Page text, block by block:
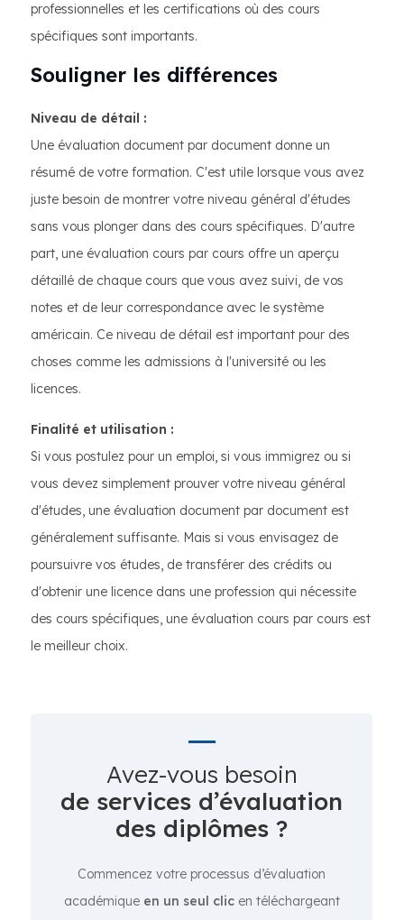
professionnelles et les certifications où des cours
spécifiques sont importants.
Souligner les différences
Niveau de détail :
Une évaluation document par document donne un
résumé de votre formation. C'est utile lorsque vous avez
juste besoin de montrer votre niveau général d'études
sans vous plonger dans des cours spécifiques. D'autre
part, une évaluation cours par cours offre un aperçu
détaillé de chaque cours que vous avez suivi, de vos
notes et de leur correspondance avec le système
américain. Ce niveau de détail est important pour des
choses comme les admissions à l'université ou les
licences.
Finalité et utilisation :
Si vous postulez pour un emploi, si vous immigrez ou si
vous devez simplement prouver votre niveau général
d'études, une évaluation document par document est
généralement suffisante. Mais si vous envisagez de
poursuivre vos études, de transférer des crédits ou
d'obtenir une licence dans une profession qui nécessite
des cours spécifiques, une évaluation cours par cours est
le meilleur choix.
Avez-vous besoin
de services d’évaluation
des diplômes ?
Commencez votre processus d’évaluation
académiqueen un seul clicen téléchargeant